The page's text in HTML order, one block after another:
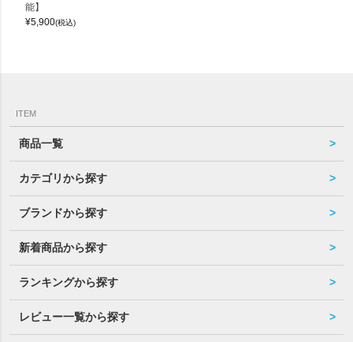
能】
¥5,900(税込)
ITEM
商品一覧
カテゴリから探す
ブランドから探す
新着商品から探す
ランキングから探す
レビュー一覧から探す